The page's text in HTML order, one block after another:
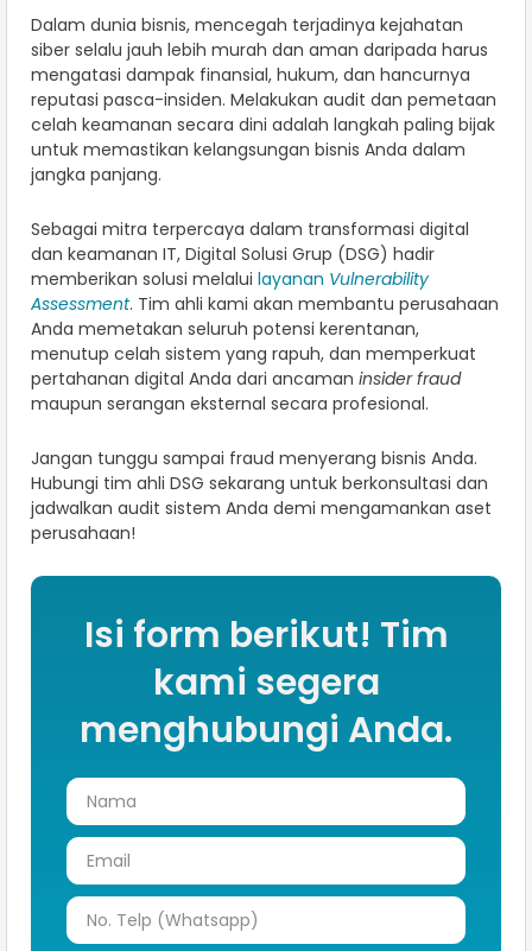
Dalam dunia bisnis, mencegah terjadinya kejahatan
siber selalu jauh lebih murah dan aman daripada harus
mengatasi dampak finansial, hukum, dan hancurnya
reputasi pasca-insiden. Melakukan audit dan pemetaan
celah keamanan secara dini adalah langkah paling bijak
untuk memastikan kelangsungan bisnis Anda dalam
jangka panjang.
Sebagai mitra terpercaya dalam transformasi digital
dan keamanan IT, Digital Solusi Grup (DSG) hadir
memberikan solusi melalui layanan Vulnerability
Assessment. Tim ahli kami akan membantu perusahaan
Anda memetakan seluruh potensi kerentanan,
menutup celah sistem yang rapuh, dan memperkuat
pertahanan digital Anda dari ancaman insider fraud
maupun serangan eksternal secara profesional.
Jangan tunggu sampai fraud menyerang bisnis Anda.
Hubungi tim ahli DSG sekarang untuk berkonsultasi dan
jadwalkan audit sistem Anda demi mengamankan aset
perusahaan!
Isi form berikut! Tim
kami segera
menghubungi Anda.